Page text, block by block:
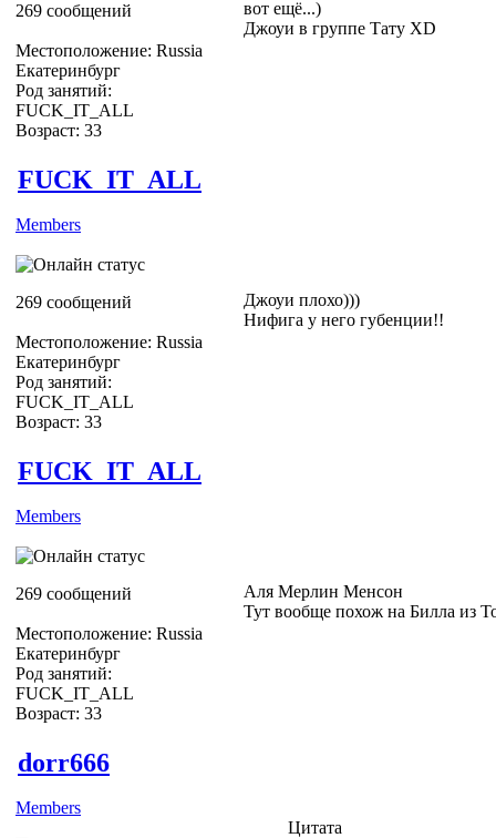
269 сообщений
Местоположение: Russia
Екатеринбург
Род занятий:
FUCK_IT_ALL
Возраст: 33
вот ещё...)
Джоуи в группе Тату ХD
FUCK_IT_ALL
Members
269 сообщений
Местоположение: Russia
Екатеринбург
Род занятий:
FUCK_IT_ALL
Возраст: 33
Джоуи плохо)))
Нифига у него губенции!!
FUCK_IT_ALL
Members
269 сообщений
Местоположение: Russia
Екатеринбург
Род занятий:
FUCK_IT_ALL
Возраст: 33
Аля Мерлин Менсон
Тут вообще похож на Билла из
dorr666
Members
Цитата